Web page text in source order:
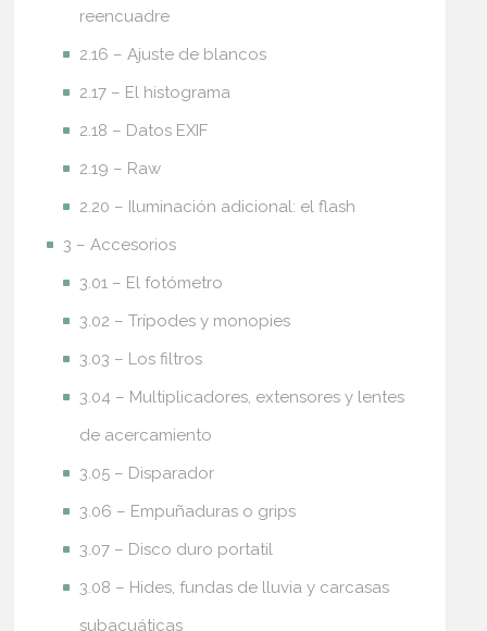
reencuadre
2.16 – Ajuste de blancos
2.17 – El histograma
2.18 – Datos EXIF
2.19 – Raw
2.20 – Iluminación adicional: el flash
3 – Accesorios
3.01 – El fotómetro
3.02 – Trípodes y monopies
3.03 – Los filtros
3.04 – Multiplicadores, extensores y lentes
de acercamiento
3.05 – Disparador
3.06 – Empuñaduras o grips
3.07 – Disco duro portatil
3.08 – Hides, fundas de lluvia y carcasas
subacuáticas